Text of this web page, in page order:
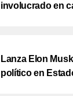
involucrado en
Lanza Elon
político en